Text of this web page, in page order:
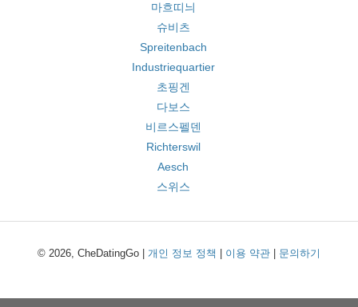
마흐띠늬
슈비츠
Spreitenbach
Industriequartier
초핑겐
다보스
비르스펠덴
Richterswil
Aesch
스위스
© 2026, CheDatingGo | 개인 정보 정책 이용 약관 문의하기